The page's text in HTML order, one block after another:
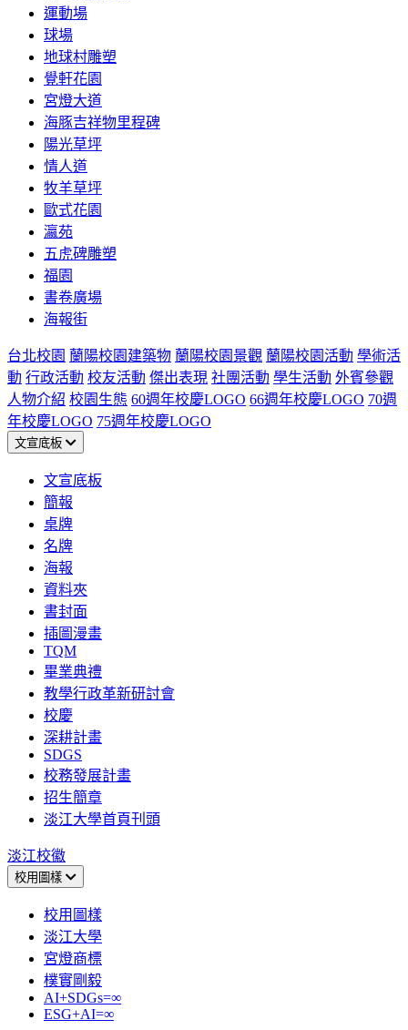
運動場
球場
地球村雕塑
覺軒花園
宮燈大道
海豚吉祥物里程碑
陽光草坪
情人道
牧羊草坪
歐式花園
瀛苑
五虎碑雕塑
福園
書卷廣場
海報街
台北校園 蘭陽校園建築物 蘭陽校園景觀 蘭陽校園活動 學術活
動 行政活動 校友活動 傑出表現 社團活動 學生活動 外賓參觀
人物介紹 校園生態 60週年校慶LOGO 66週年校慶LOGO 70週
年校慶LOGO 75週年校慶LOGO
文宣底板
文宣底板
簡報
桌牌
名牌
海報
資料夾
書封面
插圖漫畫
TQM
畢業典禮
教學行政革新研討會
校慶
深耕計畫
SDGS
校務發展計畫
招生簡章
淡江大學首頁刊頭
淡江校徽
校用圖樣
校用圖樣
淡江大學
宮燈商標
樸實剛毅
AI+SDGs=∞
ESG+AI=∞